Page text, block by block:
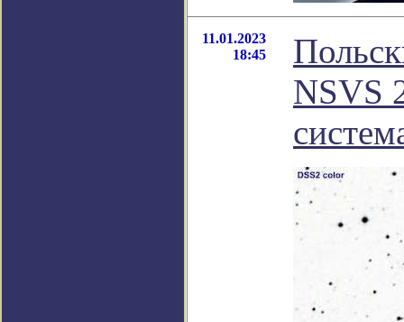
11.01.2023
18:45
NSVS